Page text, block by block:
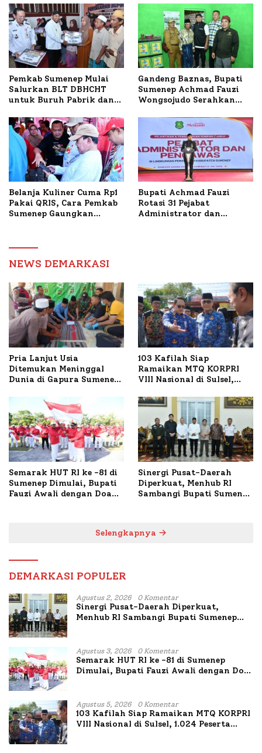
Terbakar
Sumenep Tinjau Langsung
Budidaya Lele dan Ayam
Petelur di Desa Bataal
Timur
Pemkab Sumenep Mulai
Salurkan BLT DBHCHT
untuk Buruh Pabrik dan
Gandeng Baznas, Bupati
Sumenep Achmad Fauzi
Wongsojudo Serahkan
Dua Kecamatan
Belanja Kuliner Cuma Rp1
Pakai QRIS, Cara Pemkab
Sumenep Gaungkan
Bupati Achmad Fauzi
Rotasi 31 Pejabat
Administrator dan
NEWS DEMARKASI
Pria Lanjut Usia
Ditemukan Meninggal
Dunia di Gapura Sumenep,
103 Kafilah Siap
Ramaikan MTQ KORPRI
VIII Nasional di Sulsel,
Semarak HUT RI ke -81 di
Sumenep Dimulai, Bupati
Fauzi Awali dengan Doa
Sinergi Pusat-Daerah
Diperkuat, Menhub RI
Sambangi Bupati Sumenep
Selengkapnya
DEMARKASI POPULER
Agustus 2, 2026 0 Komentar
Sinergi Pusat-Daerah Diperkuat,
Menhub RI Sambangi Bupati Sumenep
Agustus 3, 2026 0 Komentar
Semarak HUT RI ke -81 di Sumenep
Dimulai, Bupati Fauzi Awali dengan Doa
Agustus 5, 2026 0 Komentar
103 Kafilah Siap Ramaikan MTQ KORPRI
VIII Nasional di Sulsel, 1.024 Peserta